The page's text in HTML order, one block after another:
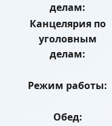
делам:
Канцелярия по
уголовным
делам:
Режим работы:
Обед: